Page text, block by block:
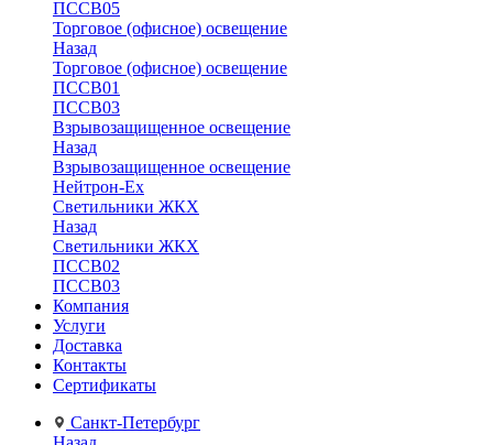
ПССВ05
Торговое (офисное) освещение
Назад
Торговое (офисное) освещение
ПССВ01
ПССВ03
Взрывозащищенное освещение
Назад
Взрывозащищенное освещение
Нейтрон-Ex
Светильники ЖКХ
Назад
Светильники ЖКХ
ПССВ02
ПССВ03
Компания
Услуги
Доставка
Контакты
Сертификаты
Санкт-Петербург